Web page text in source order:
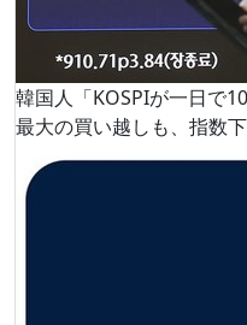
韓国人「KOSPIが一日で
最大の買い越しも、指数